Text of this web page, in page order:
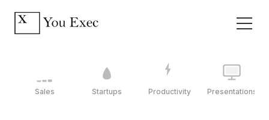
Sales Startups Productivity Presentations